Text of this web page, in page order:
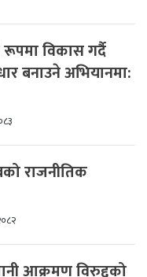
रूपमा विकास गर्दै
बनाउने अभियानमा:
राजनीतिक
आक्रमण विरुद्दको